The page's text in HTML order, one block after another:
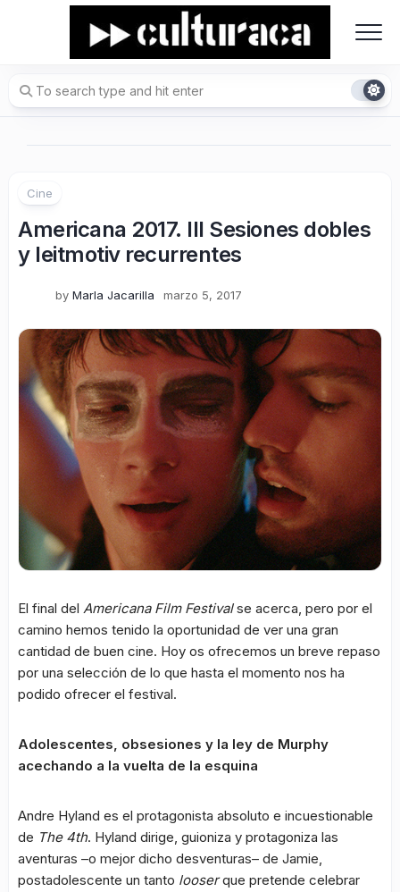
Cine
Americana 2017. III Sesiones dobles
y leitmotiv recurrentes
by Marla Jacarilla marzo 5, 2017
El final del Americana Film Festivalse acerca, pero por el
camino hemos tenido la oportunidad de ver una gran
cantidad de buen cine. Hoy os ofrecemos un breve repaso
por una selección de lo que hasta el momento nos ha
podido ofrecer el festival.
Adolescentes, obsesiones y la ley de Murphy
acechando a la vuelta de la esquina
Andre Hyland es el protagonista absoluto e incuestionable
de The 4th. Hyland dirige, guioniza y protagoniza las
aventuras –o mejor dicho desventuras– de Jamie,
postadolescente un tanto looserque pretende celebrar